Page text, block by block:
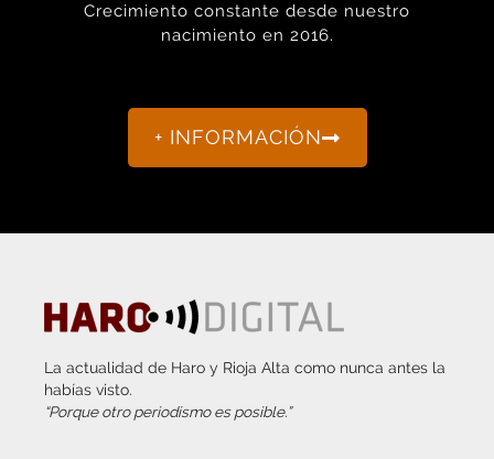
Crecimiento constante desde nuestro
nacimiento en 2016.
+ INFORMACIÓN
La actualidad de Haro y Rioja Alta como nunca antes la
habías visto.
“Porque otro periodismo es posible.”